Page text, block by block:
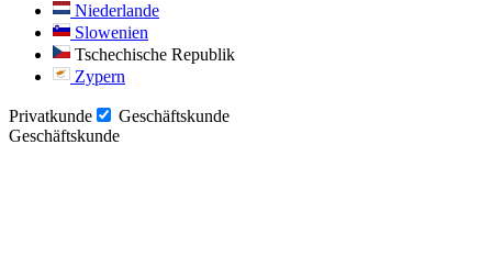
Niederlande
Slowenien
Tschechische Republik
Zypern
Privatkunde
Geschäftskunde
Geschäftskunde